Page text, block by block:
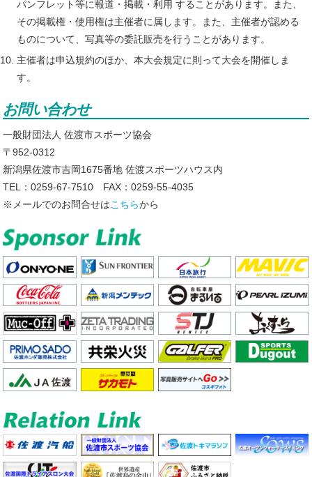
パンフレット等に報道・掲載・利用 することがあります。また、
その掲載権・使用権は主催者に属します。また、主催者が認める
ものについて、写真等の委託販売を行うことがあります。
主催者は申込規約のほか、本大会規定に則って大会を開催しま
す。
お問い合わせ
一般財団法人 佐渡市スポーツ協会
〒952-0312
新潟県佐渡市吉岡1675番地 佐渡スポーツハウス内
TEL：0259-67-7510 FAX：0259-55-4035
※メールでのお問合せはこちらから